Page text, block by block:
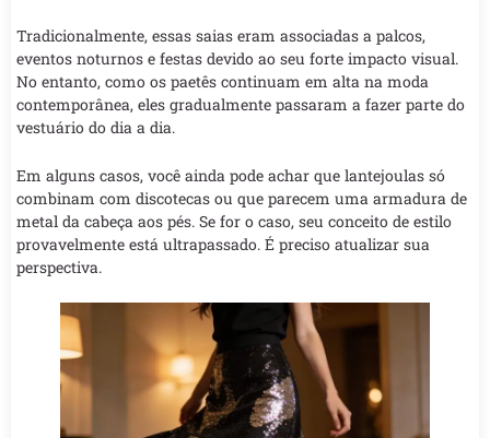
Tradicionalmente, essas saias eram associadas a palcos,
eventos noturnos e festas devido ao seu forte impacto visual.
No entanto, como os paetês continuam em alta na moda
contemporânea, eles gradualmente passaram a fazer parte do
vestuário do dia a dia.
Em alguns casos, você ainda pode achar que lantejoulas só
combinam com discotecas ou que parecem uma armadura de
metal da cabeça aos pés. Se for o caso, seu conceito de estilo
provavelmente está ultrapassado. É preciso atualizar sua
perspectiva.